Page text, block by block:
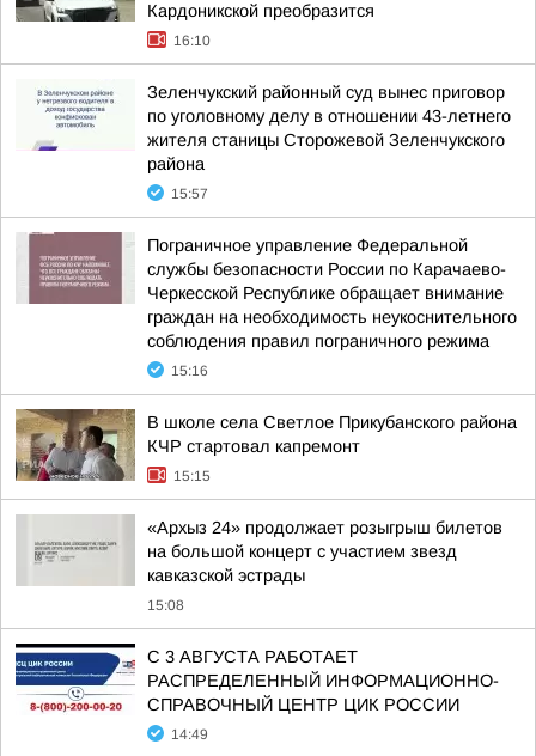
Кардоникской преобразится
16:10
Зеленчукский районный суд вынес приговор
по уголовному делу в отношении 43-летнего
жителя станицы Сторожевой Зеленчукского
района
15:57
Пограничное управление Федеральной
службы безопасности России по Карачаево-
Черкесской Республике обращает внимание
граждан на необходимость неукоснительного
соблюдения правил пограничного режима
15:16
В школе села Светлое Прикубанского района
КЧР стартовал капремонт
15:15
«Архыз 24» продолжает розыгрыш билетов
на большой концерт с участием звезд
кавказской эстрады
15:08
С 3 АВГУСТА РАБОТАЕТ
РАСПРЕДЕЛЕННЫЙ ИНФОРМАЦИОННО-
СПРАВОЧНЫЙ ЦЕНТР ЦИК РОССИИ
14:49